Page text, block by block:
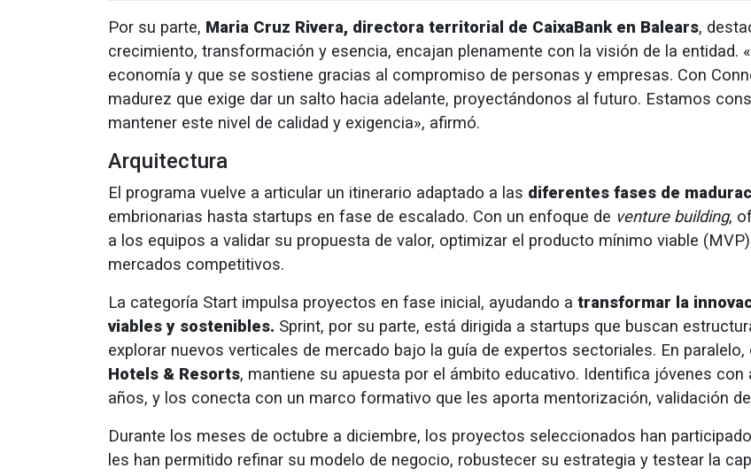
Por su parte, Maria Cruz Rivera, directora territorial de CaixaBank en Balears,
crecimiento, transformación y esencia, encajan plenamente con la visión de la entidad.
economía y que se sostiene gracias al compromiso de personas y empresas. Con
madurez que exige dar un salto hacia adelante, proyectándonos al futuro. Estamos
mantener este nivel de calidad y exigencia», afirmó.
Arquitectura
El programa vuelve a articular un itinerario adaptado a las diferentes fases de
embrionarias hasta startups en fase de escalado. Con un enfoque de venture building,
a los equipos a validar su propuesta de valor, optimizar el producto mínimo viable (MVP)
mercados competitivos.
La categoría Start impulsa proyectos en fase inicial, ayudando a transformar la
viables y sostenibles. Sprint, por su parte, está dirigida a startups que buscan
explorar nuevos verticales de mercado bajo la guía de expertos sectoriales. En paralelo,
Hotels & Resorts, mantiene su apuesta por el ámbito educativo. Identifica jóvenes
años, y los conecta con un marco formativo que les aporta mentorización, validación
Durante los meses de octubre a diciembre, los proyectos seleccionados han
les han permitido refinar su modelo de negocio, robustecer su estrategia y testear la